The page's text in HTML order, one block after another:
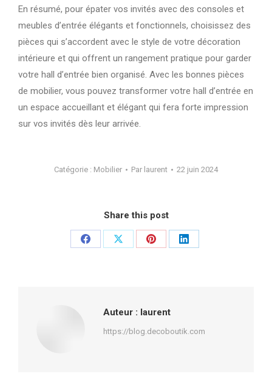
En résumé, pour épater vos invités avec des consoles et
meubles d’entrée élégants et fonctionnels, choisissez des
pièces qui s’accordent avec le style de votre décoration
intérieure et qui offrent un rangement pratique pour garder
votre hall d’entrée bien organisé. Avec les bonnes pièces
de mobilier, vous pouvez transformer votre hall d’entrée en
un espace accueillant et élégant qui fera forte impression
sur vos invités dès leur arrivée.
Catégorie : Mobilier Par laurent 22 juin 2024
Share this post
PartagerPartagerPartagerPartager
Auteur : laurent
https://blog.decoboutik.com